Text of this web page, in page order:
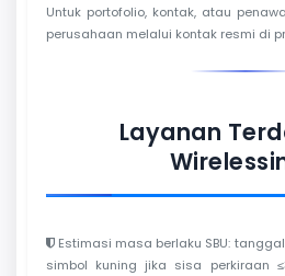
Untuk portofolio, kontak, atau
perusahaan melalui kontak resmi di
Layanan
Estimasi masa berlaku SBU:
simbol kuning jika sisa perkiraan